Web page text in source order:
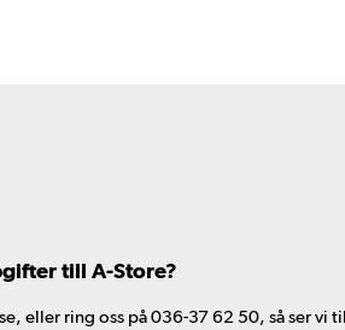
till A-Store?
eller ring oss på 036-37 62 50, så ser vi till